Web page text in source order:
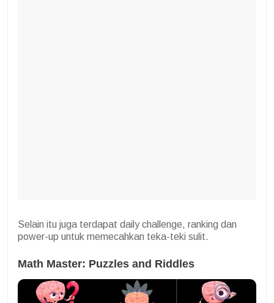
Selain itu juga terdapat daily challenge, ranking dan
power-up untuk memecahkan teka-teki sulit.
Math Master: Puzzles and Riddles